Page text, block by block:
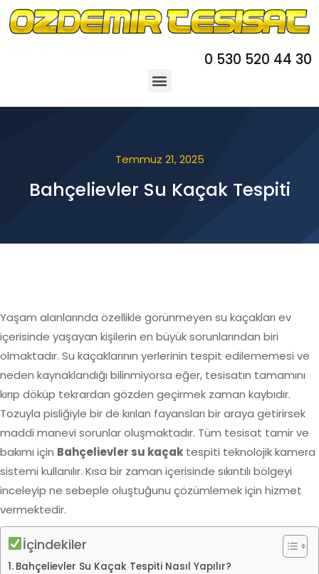
0 530 520 44 30
Temmuz 21, 2025
Bahçelievler Su Kaçak Tespiti
Yaşam alanlarında özellikle görünmeyen su kaçakları ev
içerisinde yaşayan kişilerin en büyük sorunlarından biri
olmaktadır. Su kaçaklarının yerlerinin tespit edilememesi ve
neden kaynaklandığı bilinmiyorsa eğer, tesisatın tamamını
kırıp döküp tekrardan gözden geçirmek zaman kaybıdır.
Tozuyla pisliğiyle bir de kırılan fayansları bir araya getirirsek
maddi manevi sorunlar oluşmaktadır. Tüm tesisat tamir ve
bakımı için Bahçelievler su kaçak tespiti teknolojik kamera
sistemi kullanılır. Kısa bir zaman içerisinde sıkıntılı bölgeyi
inceleyip ne sebeple oluştuğunu çözümlemek için hizmet
vermektedir.
İçindekiler
Bahçelievler Su Kaçak Tespiti Nasıl Yapılır?